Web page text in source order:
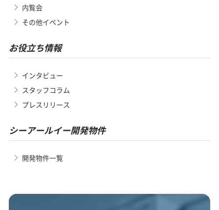
内覧会
その他イベント
お役立ち情報
インタビュー
スタッフコラム
プレスリリース
シーアールイー開発物件
開発物件一覧